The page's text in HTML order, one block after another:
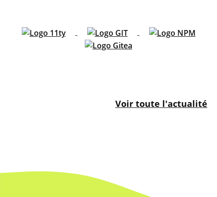
Voir toute l'actualité